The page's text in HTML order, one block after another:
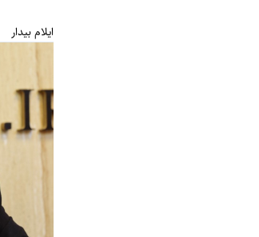
ایلام بیدار